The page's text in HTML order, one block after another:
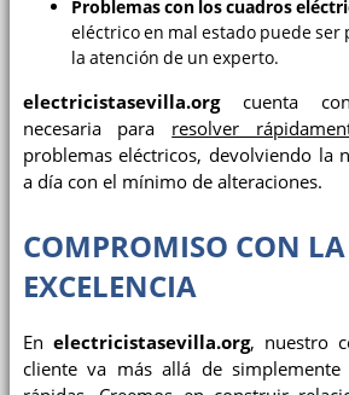
Problemas con los cuadros
eléctrico en mal estado puede ser
la atención de un experto.
electricistasevilla.orgcuenta
necesaria para resolver
problemas eléctricos, devolviendo la
a día con el mínimo de alteraciones.
COMPROMISO CON LA
EXCELENCIA
En electricistasevilla.org, nuestro
cliente va más allá de simplemente